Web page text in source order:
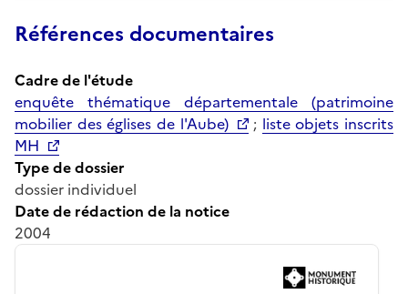
Références documentaires
Cadre de l'étude
enquête thématique départementale (patrimoine
mobilier des églises de l'Aube)
; liste objets inscrits
MH
Type de dossier
dossier individuel
Date de rédaction de la notice
2004